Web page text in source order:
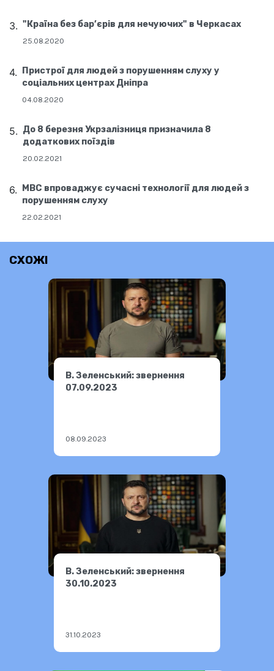
"Країна без бар’єрів для нечуючих" в Черкасах
25.08.2020
Пристрої для людей з порушенням слуху у
соціальних центрах Дніпра
04.08.2020
До 8 березня Укрзалізниця призначила 8
додаткових поїздів
20.02.2021
МВС впроваджує сучасні технології для людей з
порушенням слуху
22.02.2021
СХОЖІ
В. Зеленський: звернення
07.09.2023
08.09.2023
В. Зеленський: звернення
30.10.2023
31.10.2023